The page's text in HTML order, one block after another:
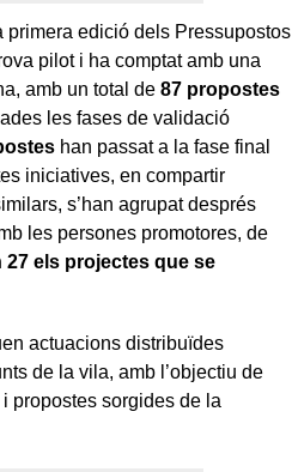
primera edició dels Pressupostos
pilot i ha comptat amb una
amb un total de 87 propostes
les fases de validació
han passat a la fase final
iniciatives, en compartir
s’han agrupat després
les persones promotores, de
27 els projectes que se
actuacions distribuïdes
de la vila, amb l’objectiu de
propostes sorgides de la